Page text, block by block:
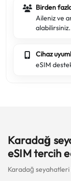
Birden
Aileniz ve
alabilirsiniz.
Cihaz
eSIM
Karadağ
eSIM tercih
Karadağ seyahatleri